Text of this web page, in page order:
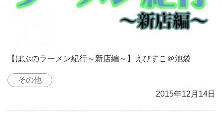
【ぼぶのラーメン紀行～新店編～】えびすこ＠池袋
その他
2015年12月14日